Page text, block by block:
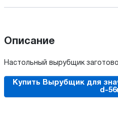
Описание
Настольный вырубщик
Купить Вырубщик для
d-